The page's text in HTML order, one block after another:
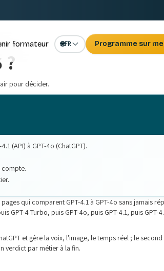
formateur 🌐FR Programme sur
pour décider.
(API) à GPT-4o (ChatGPT).
compte.
qui comparent GPT-4.1 à GPT-4o sans jamais
4 Turbo, puis GPT-4o, puis GPT-4.1, puis GPT-
et gère la voix, l'image, le temps réel ; le
verdict par métier à la fin.